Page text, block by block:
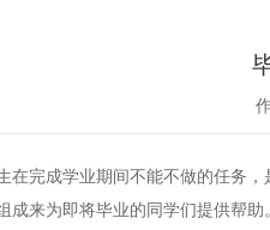
在完成学业期间不能不做的任务
成来为即将毕业的同学们提供帮助。